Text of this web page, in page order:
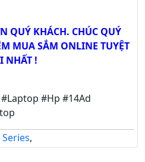
QUÝ KHÁCH. CHÚC QUÝ
MUA SẮM ONLINE TUYỆT
NHẤT !
#Hp #14Ad
,